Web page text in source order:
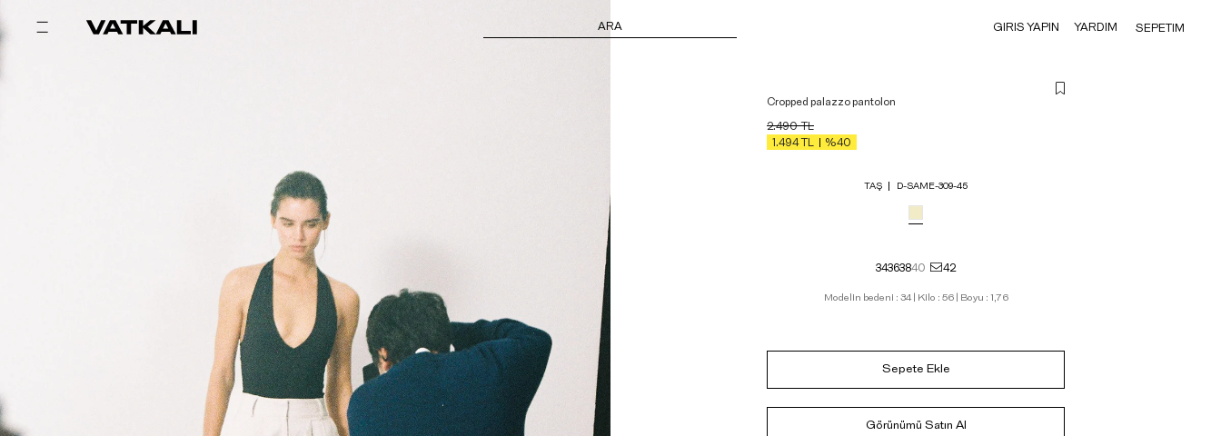
ARA GIRIS YAPIN YARDIM SEPETIM
Cropped palazzo pantolon
2.490TL
1.494 TL %40
TAŞ D-SAME-309-45
34363840 42
Modelin bedeni : 34 | Kilo : 56 | Boyu : 1,76
Sepete Ekle
Görünümü Satın Al